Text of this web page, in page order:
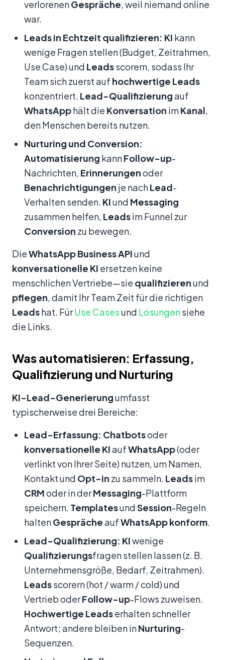
verlorenenGespräche, weil niemand online
war.
Leads in Echtzeit qualifizieren: KI kann
wenige Fragen stellen (Budget, Zeitrahmen,
Use Case) und Leadsscorern, sodass Ihr
Team sich zuerst auf hochwertige Leads
konzentriert. Lead-Qualifizierungauf
WhatsApphält die Konversation imKanal,
den Menschen bereits nutzen.
Nurturing und Conversion:
Automatisierung kannFollow-up-
Nachrichten, Erinnerungenoder
Benachrichtigungen je nachLead-
Verhalten senden. KIund Messaging
zusammen helfen, Leadsim Funnel zur
Conversion zu bewegen.
DieWhatsApp Business APIund
konversationelle KI ersetzen keine
menschlichen Vertriebe—sie qualifizierenund
pflegen, damit Ihr Team Zeit für die richtigen
Leadshat. FürUse Casesund Lösungensiehe
die Links.
Was automatisieren: Erfassung,
Qualifizierung und Nurturing
KI-Lead-Generierungumfasst
typischerweise drei Bereiche:
Lead-Erfassung: Chatbotsoder
konversationelle KIaufWhatsApp(oder
verlinkt von Ihrer Seite) nutzen, um Namen,
Kontakt und Opt-in zu sammeln. Leadsim
CRModer in derMessaging-Plattform
speichern. TemplatesundSession-Regeln
haltenGesprächeaufWhatsAppkonform.
Lead-Qualifizierung: KIwenige
Qualifizierungsfragen stellen lassen (z. B.
Unternehmensgröße, Bedarf, Zeitrahmen).
Leadsscorern (hot / warm / cold) und
Vertrieb oderFollow-up-Flows zuweisen.
Hochwertige Leadserhalten schneller
Antwort; andere bleiben inNurturing-
Sequenzen.